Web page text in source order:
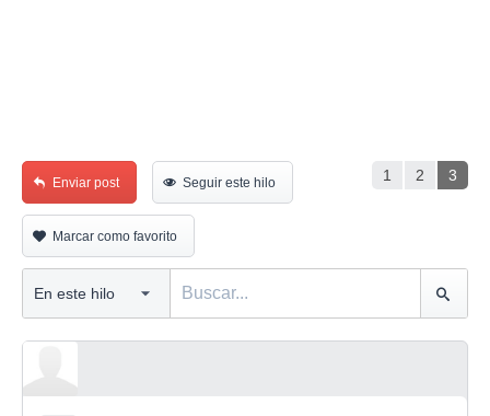
1 2 3
Enviar post Seguir este hilo
Marcar como favorito